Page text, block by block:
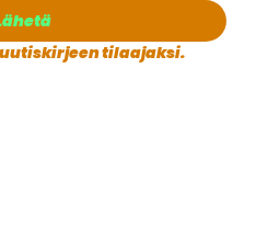
tilaajaksi.